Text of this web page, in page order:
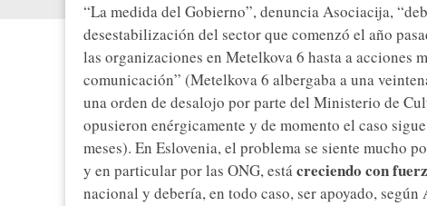
“La medida del Gobierno”, denuncia Asociacija,
desestabilización del sector que comenzó el año
las organizaciones en Metelkova 6 hasta a acciones
comunicación” (Metelkova 6 albergaba a una
una orden de desalojo por parte del Ministerio de
opusieron enérgicamente y de momento el caso
meses). En Eslovenia, el problema se siente mucho
y en particular por las ONG, estácreciendo con
nacional y debería, en todo caso, ser apoyado,